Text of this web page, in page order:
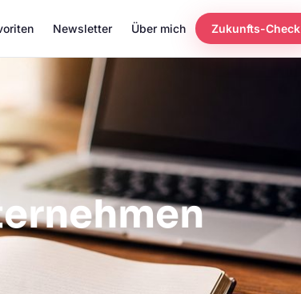
Newsletter Über mich Zukunfts-Check